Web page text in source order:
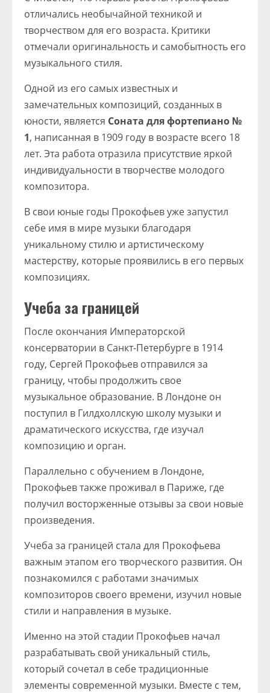
отличались необычайной техникой и
творчеством для его возраста. Критики
отмечали оригинальность и самобытность его
музыкального стиля.
Одной из его самых известных и
замечательных композиций, созданных в
юности, является Соната для фортепиано №
1, написанная в 1909 году в возрасте всего 18
лет. Эта работа отразила присутствие яркой
индивидуальности в творчестве молодого
композитора.
В свои юные годы Прокофьев уже запустил
себе имя в мире музыки благодаря
уникальному стилю и артистическому
мастерству, которые проявились в его первых
композициях.
Учеба за границей
После окончания Императорской
консерватории в Санкт-Петербурге в 1914
году, Сергей Прокофьев отправился за
границу, чтобы продолжить свое
музыкальное образование. В Лондоне он
поступил в Гилдхоллскую школу музыки и
драматического искусства, где изучал
композицию и орган.
Параллельно с обучением в Лондоне,
Прокофьев также проживал в Париже, где
получил восторженные отзывы за свои новые
произведения.
Учеба за границей стала для Прокофьева
важным этапом его творческого развития. Он
познакомился с работами значимых
композиторов своего времени, изучил новые
стили и направления в музыке.
Именно на этой стадии Прокофьев начал
разрабатывать свой уникальный стиль,
который сочетал в себе традиционные
элементы современной музыки. Вместе с тем,